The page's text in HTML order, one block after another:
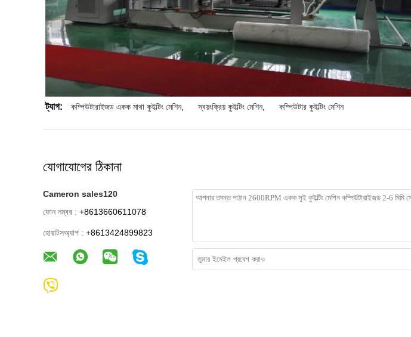
ট্যাগ: কম্পিউটারাইজড একক মাথা কুইল্টিং মেশিন, স্বয়ংক্রিয় কুইল্টিং মেশিন, কম্পিউটার কুইল্টিং মেশিন
যোগাযোগের ঠিকানা
Cameron sales120
ফোন নম্বর : +8613660611078
হোয়াটসঅ্যাপ : +8613424899823